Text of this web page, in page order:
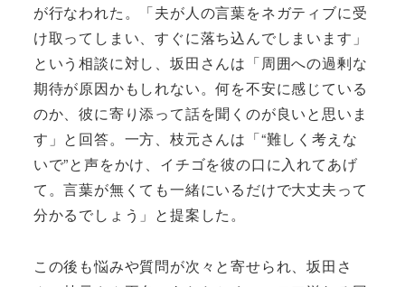
が行なわれた。「夫が人の言葉をネガティブに受
け取ってしまい、すぐに落ち込んでしまいます」
という相談に対し、坂田さんは「周囲への過剰な
期待が原因かもしれない。何を不安に感じている
のか、彼に寄り添って話を聞くのが良いと思いま
す」と回答。一方、枝元さんは「“難しく考えな
いで”と声をかけ、イチゴを彼の口に入れてあげ
て。言葉が無くても一緒にいるだけで大丈夫って
分かるでしょう」と提案した。
この後も悩みや質問が次々と寄せられ、坂田さ